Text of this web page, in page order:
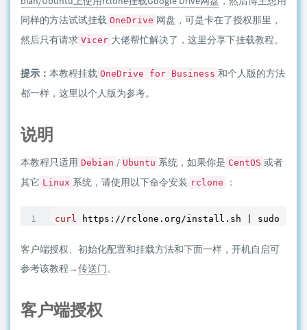
同样的方法试试挂载 OneDrive 网盘，可是卡在了授权那里，
然后只有请求 Vicer 大佬帮忙解决了，这里分享下挂载教程。
提示： 本教程挂载 OneDrive for Business 和个人版的方法
都一样，这里以个人版为参考。
说明
本教程只适用 Debian / Ubuntu 系统，如果你是 CentOS 或者
其它 Linux 系统，请使用以下命令安装 rclone ：
curl https://rclone.org/install.sh | sudo bash
客户端授权、初始化配置和挂载方法和下面一样，开机自启可
参考该教程→传送门。
客户端授权